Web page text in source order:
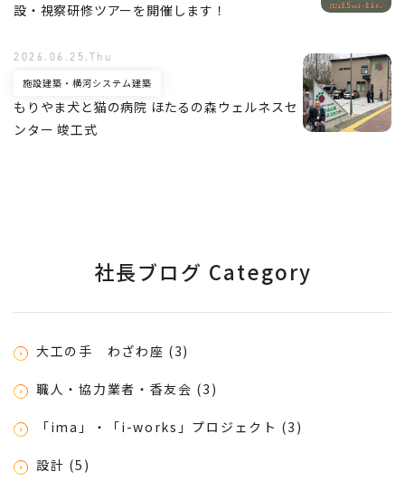
設・視察研修ツアーを開催します！
もりやま犬と猫の病院 ほたるの森ウェルネスセ
ンター 竣工式
施設建築・横河システム建築
2026.06.25.Thu
社長ブログ Category
大工の手 わざわ座 (3)
職人・協力業者・香友会 (3)
「ima」・「i-works」プロジェクト (3)
設計 (5)